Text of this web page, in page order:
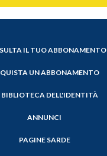
IL TUO ABBONAMENTO
UN ABBONAMENTO
BIBLIOTECA DELL'IDENTITÀ
ANNUNCI
PAGINE SARDE